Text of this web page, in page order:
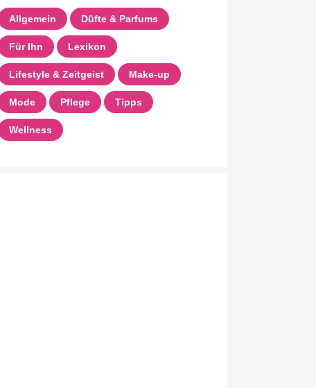
Allgemein Düfte & Parfums
Für Ihn Lexikon
Lifestyle & Zeitgeist Make-up
Mode Pflege Tipps
Wellness